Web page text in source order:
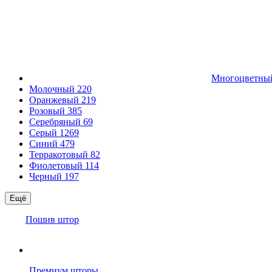
Молочный 220
Оранжевый 219
Розовый 385
Серебряный 69
Серый 1269
Синий 479
Терракотовый 82
Фиолетовый 114
Черный 197
Ещё
Пошив штор